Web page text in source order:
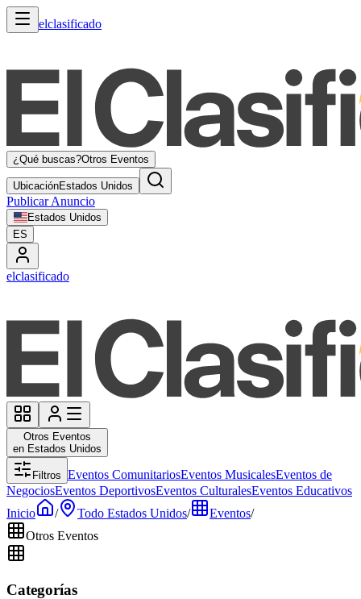
elclasificado
¿Qué buscas?Otros Eventos
UbicaciónEstados Unidos
Publicar Anuncio
Estados Unidos
ES
elclasificado
Otros Eventos
en Estados Unidos
Filtros Eventos ComunitariosEventos MusicalesEventos de
NegociosEventos DeportivosEventos CulturalesEventos Educativos
Inicio
/ Todo Estados Unidos/ Eventos/
Otros Eventos
Categorías